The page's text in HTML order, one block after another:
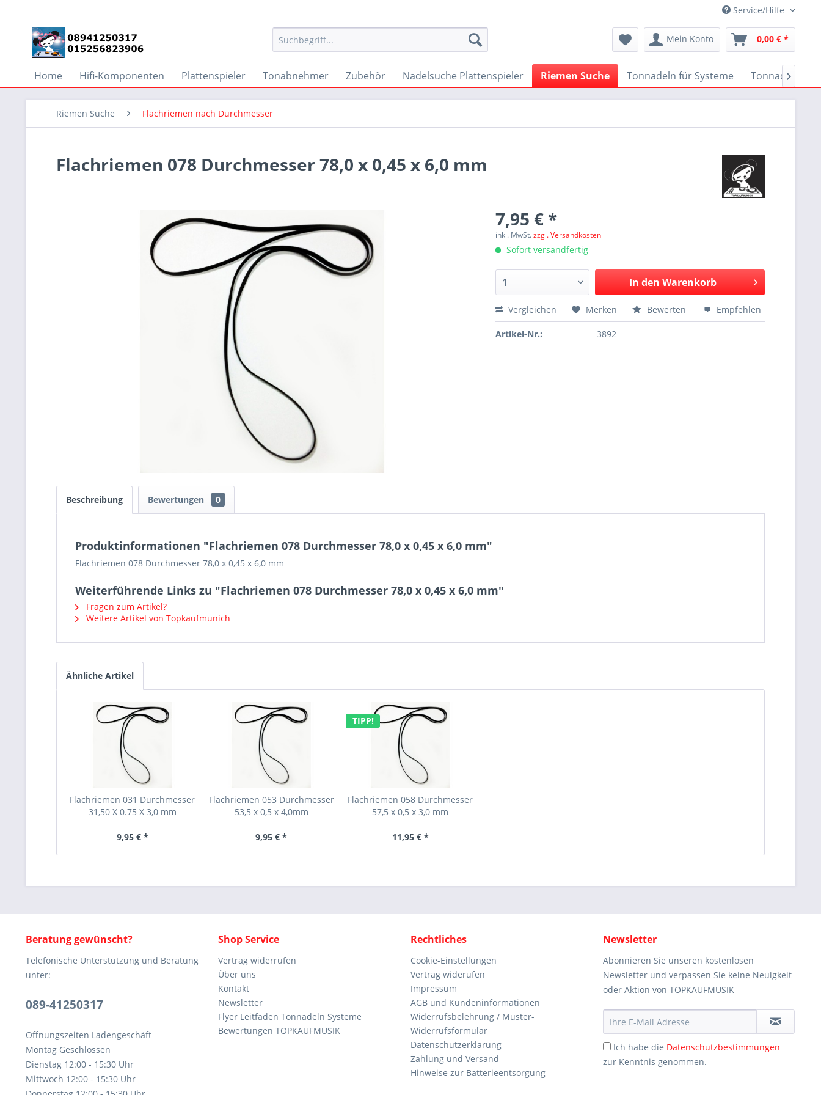
Service/Hilfe
Mein Konto 0,00 € *
Home Hifi-Komponenten Plattenspieler Tonabnehmer Zubehör Nadelsuche Plattenspieler Riemen Suche Tonnadeln für Systeme Tonnadeln

Riemen Suche Flachriemen nach Durchmesser
Flachriemen 078 Durchmesser 78,0 x 0,45 x 6,0 mm
7,95 € *
inkl. MwSt.zzgl. Versandkosten
Sofort versandfertig
In den Warenkorb
Vergleichen Merken Bewerten Empfehlen
Artikel-Nr.: 3892
Beschreibung Bewertungen 0
Produktinformationen "Flachriemen 078 Durchmesser 78,0 x 0,45 x 6,0 mm"
Flachriemen 078 Durchmesser 78,0 x 0,45 x 6,0 mm
Weiterführende Links zu "Flachriemen 078 Durchmesser 78,0 x 0,45 x 6,0 mm"
Fragen zum Artikel?
Weitere Artikel von Topkaufmunich
Ähnliche Artikel
Flachriemen 031 Durchmesser
31,50 X 0.75 X 3,0 mm
9,95 € *
Flachriemen 053 Durchmesser
53,5 x 0,5 x 4,0mm
9,95 € *
TIPP!
Flachriemen 058 Durchmesser
57,5 x 0,5 x 3,0 mm
11,95 € *
Beratung gewünscht?
Telefonische Unterstützung und Beratung
unter:
089-41250317
Öffnungszeiten Ladengeschäft
Montag Geschlossen
Dienstag 12:00 - 15:30 Uhr
Mittwoch 12:00 - 15:30 Uhr
Shop Service
Vertrag widerrufen
Über uns
Kontakt
Newsletter
Flyer Leitfaden Tonnadeln Systeme
Bewertungen TOPKAUFMUSIK
Rechtliches
Cookie-Einstellungen
Vertrag widerufen
Impressum
AGB und Kundeninformationen
Widerrufsbelehrung / Muster-
Widerrufsformular
Datenschutzerklärung
Zahlung und Versand
Hinweise zur Batterieentsorgung
Newsletter
Abonnieren Sie unseren kostenlosen
Newsletter und verpassen Sie keine Neuigkeit
oder Aktion von TOPKAUFMUSIK
Ich habe die Datenschutzbestimmungen
zur Kenntnis genommen.